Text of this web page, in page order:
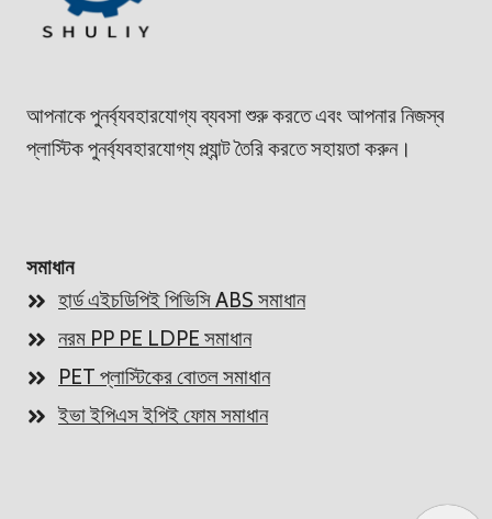
আপনাকে পুনর্ব্যবহারযোগ্য ব্যবসা শুরু করতে এবং আপনার নিজস্ব
প্লাস্টিক পুনর্ব্যবহারযোগ্য প্ল্যান্ট তৈরি করতে সহায়তা করুন।
সমাধান
হার্ড এইচডিপিই পিভিসি ABS সমাধান
নরম PP PE LDPE সমাধান
PET প্লাস্টিকের বোতল সমাধান
ইভা ইপিএস ইপিই ফোম সমাধান